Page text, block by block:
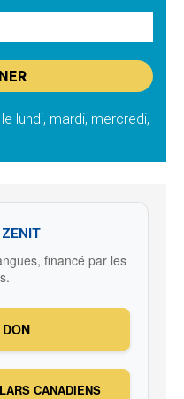
lundi, mardi, mercredi,
financé par les
CANADIENS